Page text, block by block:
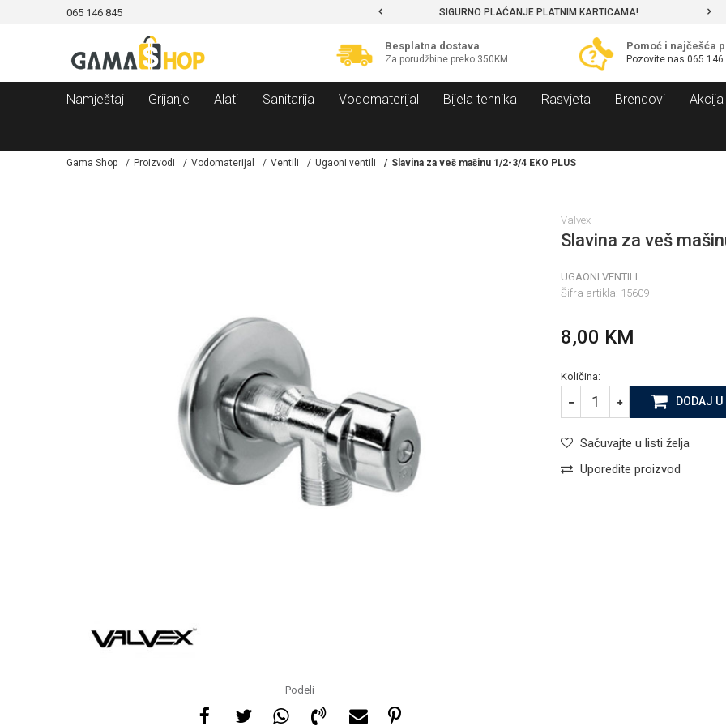
065 146 845
MOGUĆNOST BESPLATNE ISPORUKE! SIGURNO PLAĆANJE PLATNIM KARTICAMA! MOGUĆNOST
Besplatna dostava
Za porudžbine preko 350KM.
Pomoć i najčešća
Pozovite nas 065 146
Namještaj Grijanje Alati Sanitarija Vodomaterijal Bijela tehnika Rasvjeta Brendovi Akcija
Gama Shop Proizvodi Vodomaterijal Ventili Ugaoni ventili Slavina za veš mašinu 1/2-3/4 EKO PLUS
Podeli
Valvex
Slavina za veš
UGAONI VENTILI
Šifra artikla: 15609
8,00 KM
Količina:
DODAJ U
Sačuvajte u listi želja
Uporedite proizvod